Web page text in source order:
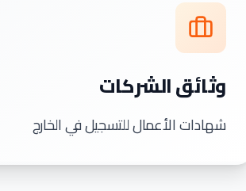
وثائق الشركات
شهادات الأعمال للتسجيل في الخارج